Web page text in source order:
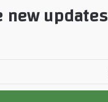
updates!